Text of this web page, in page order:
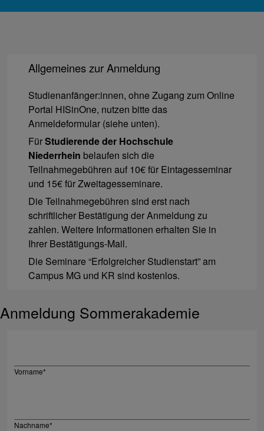
Allgemeines zur Anmeldung
Studienanfänger:innen, ohne Zugang zum Online
Portal HISinOne, nutzen bitte das
Anmeldeformular (siehe unten).
FürStudierendeder Hochschule
Niederrhein belaufen sich die
Teilnahmegebühren auf 10€ für Eintagesseminar
und 15€ für Zweitagesseminare.
Die Teilnahmegebühren sind erst nach
schriftlicher Bestätigung der Anmeldung zu
zahlen. Weitere Informationen erhalten Sie in
Ihrer Bestätigungs-Mail.
Die Seminare “Erfolgreicher Studienstart” am
Campus MG und KR sind kostenlos.
Anmeldung Sommerakademie
Vorname*
Nachname*